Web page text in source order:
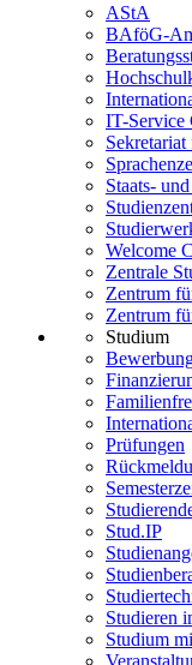
AStA
BAföG-
IT-Service
Staats-
Welcome
Zentrale
Zentrum
Zentrum
Studium
Prüfungen
Stud.IP
Studieren
Studium